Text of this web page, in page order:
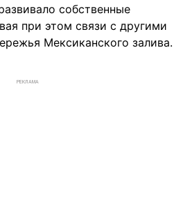
собственные
при этом связи с другими
Мексиканского залива.
РЕКЛАМА